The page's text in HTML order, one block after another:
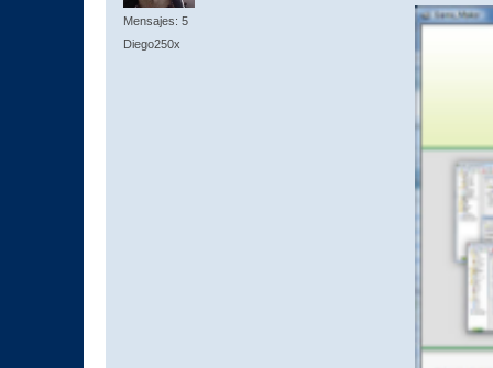
Mensajes: 5
Diego250x